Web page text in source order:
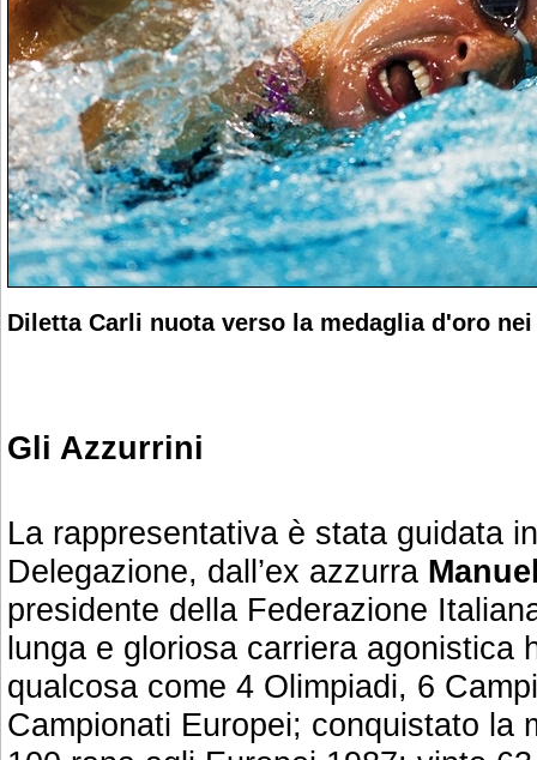
Diletta Carli nuota verso la medaglia d'oro
Gli Azzurrini
La rappresentativa è stata guidata
Delegazione, dall’ex azzurra
presidente della Federazione
lunga e gloriosa carriera agonistica
qualcosa come 4 Olimpiadi, 6
Campionati Europei; conquistato la